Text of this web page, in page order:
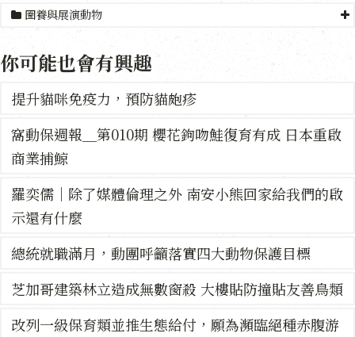
圈養與展演動物
你可能也會有興趣
提升貓咪免疫力，預防貓皰疹
窩動保週報＿第010期 櫻花鉤吻鮭復育有成 日本重啟
商業捕鯨
羅奕儒｜除了媒體倫理之外 南安小熊回家給我們的啟
示還有什麼
總統就職滿月，動團呼籲落實四大動物保護目標
芝加哥建築林立造成無數窗殺 大樓貼防撞貼友善鳥類
改列一級保育類並推生態給付，願為瀕臨絕種赤腹游